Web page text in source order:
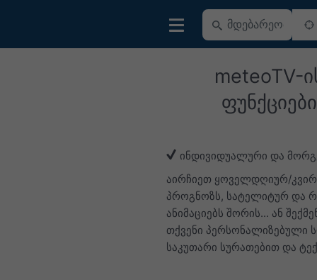
meteoTV-
ფუნქციები
ინდივიდუალური და
აირჩიეთ ყოველდღიურ/
პროგნოზს, სატელიტურ და
ანიმაციებს შორის... ან
თქვენი პერსონალიზებული
საკუთარი სურათებით და